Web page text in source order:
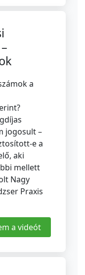
a
jogosult –
e a
aki
mellett
Nagy
Praxis
a videót